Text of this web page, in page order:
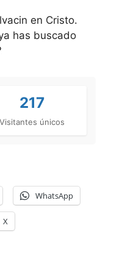
en Cristo.
has buscado
217
Visitantes únicos
WhatsApp
X